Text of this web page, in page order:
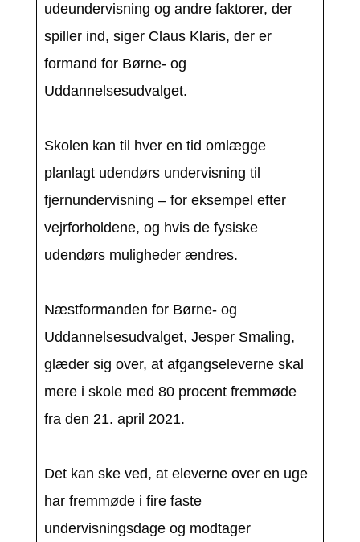
udeundervisning og andre faktorer, der
spiller ind, siger Claus Klaris, der er
formand for Børne- og
Uddannelsesudvalget.
Skolen kan til hver en tid omlægge
planlagt udendørs undervisning til
fjernundervisning – for eksempel efter
vejrforholdene, og hvis de fysiske
udendørs muligheder ændres.
Næstformanden for Børne- og
Uddannelsesudvalget, Jesper Smaling,
glæder sig over, at afgangseleverne skal
mere i skole med 80 procent fremmøde
fra den 21. april 2021.
Det kan ske ved, at eleverne over en uge
har fremmøde i fire faste
undervisningsdage og modtager